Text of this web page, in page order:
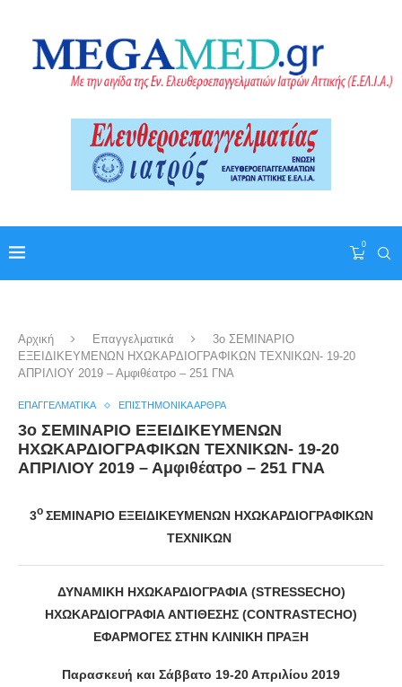
0
Αρχική Επαγγελματικά
3ο ΣΕΜΙΝΑΡΙΟ
ΕΞΕΙΔΙΚΕΥΜΕΝΩΝ ΗΧΩΚΑΡΔΙΟΓΡΑΦΙΚΩΝ ΤΕΧΝΙΚΩΝ- 19-20
ΑΠΡΙΛΙΟΥ 2019 – Αμφιθέατρο – 251 ΓΝΑ
ΕΠΑΓΓΕΛΜΑΤΙΚΆ ΕΠΙΣΤΗΜΟΝΙΚΆ ΆΡΘΡΑ
3ο ΣΕΜΙΝΑΡΙΟ ΕΞΕΙΔΙΚΕΥΜΕΝΩΝ
ΗΧΩΚΑΡΔΙΟΓΡΑΦΙΚΩΝ ΤΕΧΝΙΚΩΝ- 19-20
ΑΠΡΙΛΙΟΥ 2019 – Αμφιθέατρο – 251 ΓΝΑ
3o ΣΕΜΙΝΑΡΙΟ ΕΞΕΙΔΙΚΕΥΜΕΝΩΝ ΗΧΩΚΑΡΔΙΟΓΡΑΦΙΚΩΝ
ΤΕΧΝΙΚΩΝ
ΔΥΝΑΜΙΚΗ ΗΧΩΚΑΡΔΙΟΓΡΑΦΙΑ (STRESSECHO)
ΗΧΩΚΑΡΔΙΟΓΡΑΦΙΑ ΑΝΤΙΘΕΣΗΣ (CONTRASTECHO)
ΕΦΑΡΜΟΓΕΣ ΣΤΗΝ ΚΛΙΝΙΚΗ ΠΡΑΞΗ
Παρασκευή και Σάββατο 19-20 Απριλίου 2019